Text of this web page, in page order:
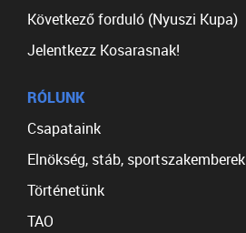
Következő forduló (Nyuszi Kupa)
Jelentkezz Kosarasnak!
RÓLUNK
Csapataink
Elnökség, stáb, sportszakemberek
Történetünk
TAO